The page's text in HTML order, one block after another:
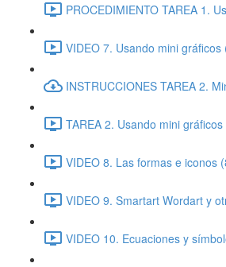
PROCEDIMIENTO TAREA 1.
VIDEO 7. Usando mini gráficos
INSTRUCCIONES TAREA 2.
TAREA 2. Usando mini
VIDEO 8. Las formas e iconos
VIDEO 9. Smartart Wordart y
VIDEO 10. Ecuaciones y